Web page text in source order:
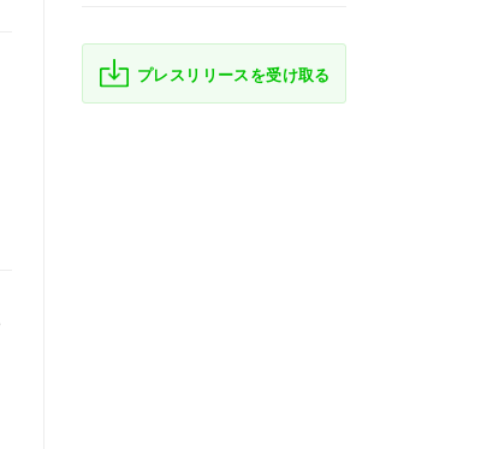
プレスリリースを受け取る